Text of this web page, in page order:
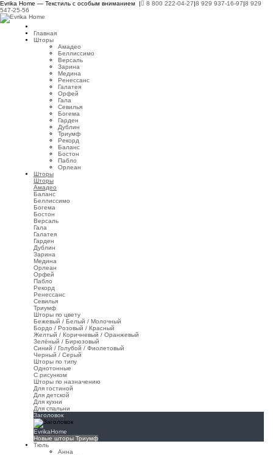
Evrika Home — Текстиль с особым вниманием | 8 800 222-04-27|8 929 937-16-97|8 929
547-25-56
Главная
Шторы
Амадео
Беллиссимо
Версаль
Зарина
Медина
Ренессанс
Галатея
Орфей
Гала
Севилья
Богема
Гарден
Дублин
Триумф
Рекорд
Баланс
Бостон
Пабло
Орлеан
Шторы
Шторы
Амадео
Баланс
Беллиссимо
Богема
Бостон
Версаль
Гала
Галатея
Гарден
Дублин
Зарина
Медина
Орлеан
Орфей
Пабло
Рекорд
Ренессанс
Севилья
Триумф
Шторы по цвету
Бежевый / Белый / Молочный
Бордо / Розовый / Красный
Желтый / Коричневый / Оранжевый
Зелёный / Бирюзовый
Синий / Голубой / Фиолетовый
Черный / Серый
Шторы по типу
Однотонные
С рисунком
Шторы по назначению
Для гостиной
Для детской
Для кухни
Для спальни
Заголовок
EvrikaHome
Новые шторы Триумф
Тюль
Анна